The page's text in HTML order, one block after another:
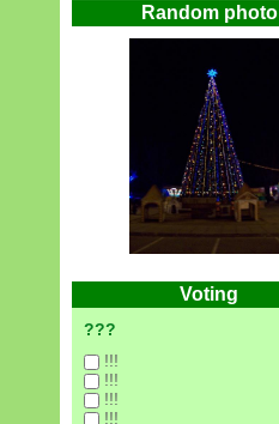
Random photo
Voting
???
!!!
!!!
!!!
!!!